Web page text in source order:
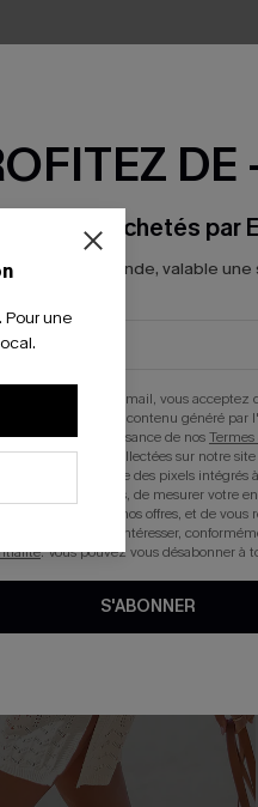
. Pour une
DE
-15% dès 2 Achetés par
par commande, valable une
votre adresse e-mail, vous acceptez
(y compris du contenu généré par
avoir pris connaissance de nos
les données collectées sur notre
de suivi, telles que des pixels intégrés
ci ont été ouverts, de mesurer votre
nos contenus et nos offres, et de
de vous intéresser,
. Vous pouvez vous désabonner à
S'ABONNER